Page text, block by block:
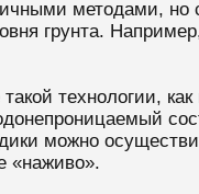
методами, но
грунта.
технологии,
можно
«наживо».